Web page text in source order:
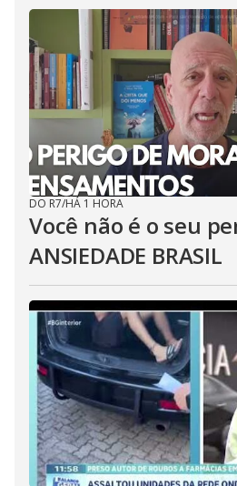
DO R7/HÁ 1 HORA
Você não é o seu
ANSIEDADE BRASIL